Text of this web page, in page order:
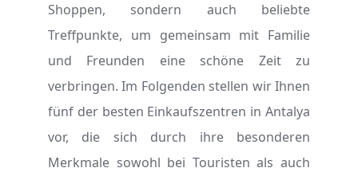
Shoppen, sondern auch beliebte
Treffpunkte, um gemeinsam mit Familie
und Freunden eine schöne Zeit zu
verbringen. Im Folgenden stellen wir Ihnen
fünf der besten Einkaufszentren in Antalya
vor, die sich durch ihre besonderen
Merkmale sowohl bei Touristen als auch